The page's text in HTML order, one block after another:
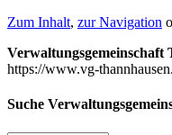
Zum Inhalt, zur Navigation
Verwaltungsgemeinschaft
https://www.vg-
Suche